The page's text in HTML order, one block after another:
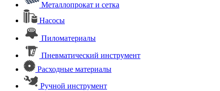
Металлопрокат и сетка
Насосы
Пиломатериалы
Пневматический инструмент
Расходные материалы
Ручной инструмент